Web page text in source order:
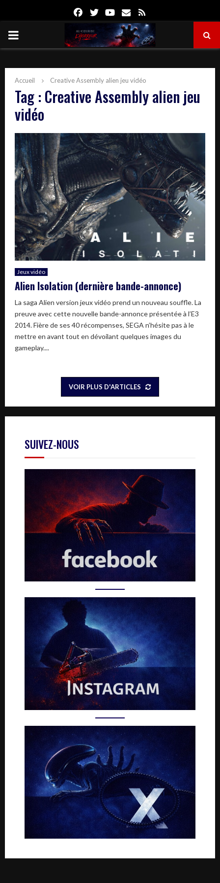
FacebookTwitterYoutube
Email
PRIMARY
Accueil Creative Assembly alien jeu vidéo
Tag : Creative Assembly alien jeu
vidéo
Jeux vidéo
Alien Isolation (dernière bande-annonce)
La saga Alien version jeux vidéo prend un nouveau souffle. La
preuve avec cette nouvelle bande-annonce présentée à l’E3
2014. Fière de ses 40 récompenses, SEGA n’hésite pas à le
mettre en avant tout en dévoilant quelques images du
gameplay....
VOIR PLUS D'ARTICLES
SUIVEZ-NOUS